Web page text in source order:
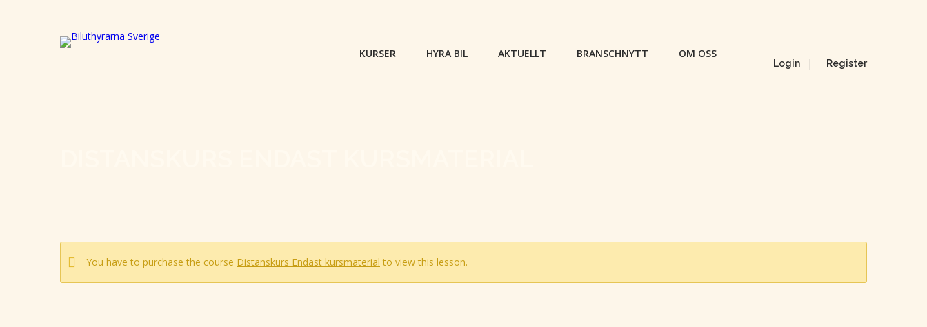
Login | Register
KURSER HYRA BIL AKTUELLT BRANSCHNYTT OM OSS
You have to purchase the course Distanskurs Endast kursmaterial to view this lesson.